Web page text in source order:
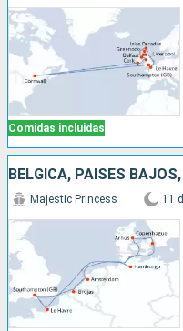
Comidas incluidas
Majestic Princess 11 d